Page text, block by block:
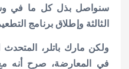
سنواصل بذل كل ما في
الثالثة وإطلاق برنامج
ولكن مارك باتلر،
في المعارضة، صرح أنه